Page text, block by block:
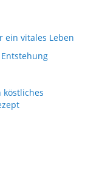
ein vitales Leben
Entstehung
köstliches